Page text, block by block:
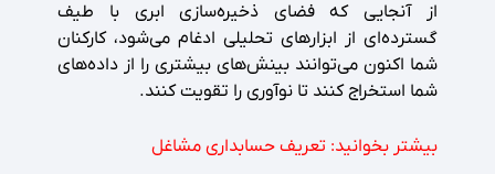
از آنجایی که فضای ذخیره‌سازی ابری با طیف
گسترده‌ای از ابزارهای تحلیلی ادغام می‌شود، کارکنان
شما اکنون می‌توانند بینش‌های بیشتری را از داده‌های
شما استخراج کنند تا نوآوری را تقویت کنند.
بیشتر بخوانید: تعریف حسابداری مشاغل